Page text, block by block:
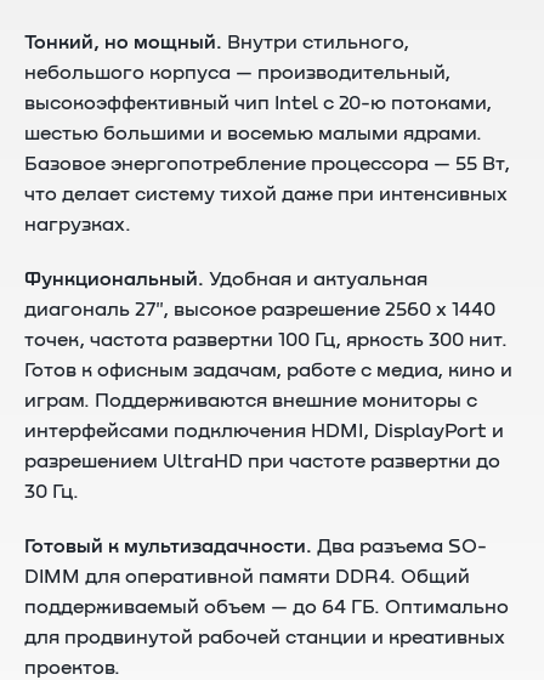
Тонкий, но мощный. Внутри стильного,
небольшого корпуса — производительный,
высокоэффективный чип Intel с 20-ю потоками,
шестью большими и восемью малыми ядрами.
Базовое энергопотребление процессора — 55 Вт,
что делает систему тихой даже при интенсивных
нагрузках.
Функциональный. Удобная и актуальная
диагональ 27", высокое разрешение 2560 х 1440
точек, частота развертки 100 Гц, яркость 300 нит.
Готов к офисным задачам, работе с медиа, кино и
играм. Поддерживаются внешние мониторы с
интерфейсами подключения HDMI, DisplayPort и
разрешением UltraHD при частоте развертки до
30 Гц.
Готовый к мультизадачности. Два разъема SO-
DIMM для оперативной памяти DDR4. Общий
поддерживаемый объем — до 64 ГБ. Оптимально
для продвинутой рабочей станции и креативных
проектов.